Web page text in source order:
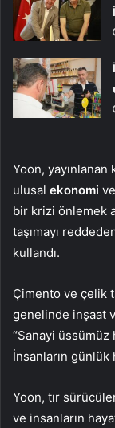
Yoon,
ulusal ekonomi
bir krizi önlemek
taşımayı
kullandı.
Çimento ve çelik
genelinde inşaat
“Sanayi üssümüz
İnsanların günlük
Yoon, tır
ve insanların